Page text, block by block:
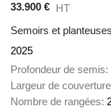
33.900 € HT
Semoirs et
2025
Profondeur de semis
Largeur de couverture
Nombre de rangées